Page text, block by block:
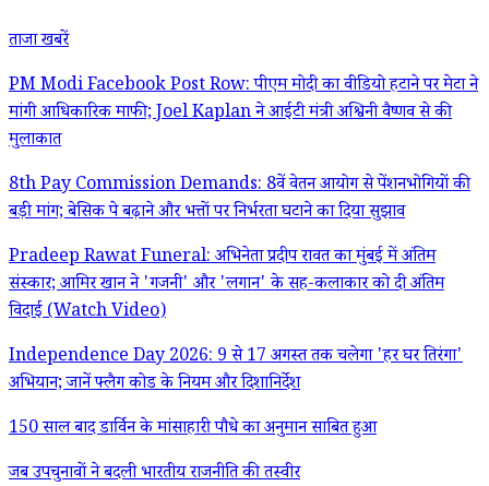
ताजा खबरें
PM Modi Facebook Post Row: पीएम मोदी का वीडियो हटाने पर मेटा ने
मांगी आधिकारिक माफी; Joel Kaplan ने आईटी मंत्री अश्विनी वैष्णव से की
मुलाकात
8th Pay Commission Demands: 8वें वेतन आयोग से पेंशनभोगियों की
बड़ी मांग; बेसिक पे बढ़ाने और भत्तों पर निर्भरता घटाने का दिया सुझाव
Pradeep Rawat Funeral: अभिनेता प्रदीप रावत का मुंबई में अंतिम
संस्कार; आमिर खान ने 'गजनी' और 'लगान' के सह-कलाकार को दी अंतिम
विदाई (Watch Video)
Independence Day 2026: 9 से 17 अगस्त तक चलेगा 'हर घर तिरंगा'
अभियान; जानें फ्लैग कोड के नियम और दिशानिर्देश
150 साल बाद डार्विन के मांसाहारी पौधे का अनुमान साबित हुआ
जब उपचुनावों ने बदली भारतीय राजनीति की तस्वीर